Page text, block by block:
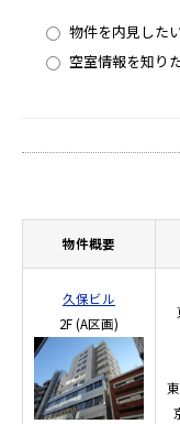
物件を内見した
空室情報を知り
物件概要
久保ビル
2F(A区画)